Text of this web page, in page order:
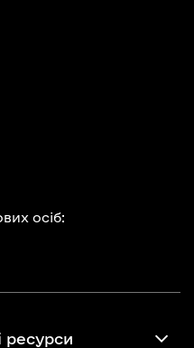
осіб:
ресурси